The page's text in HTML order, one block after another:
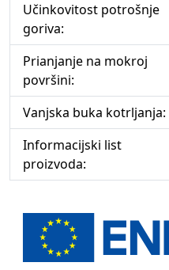
Učinkovitost potrošnje
goriva:
Prianjanje na mokroj
površini:
Vanjska buka kotrljanja:
Informacijski list
proizvoda: